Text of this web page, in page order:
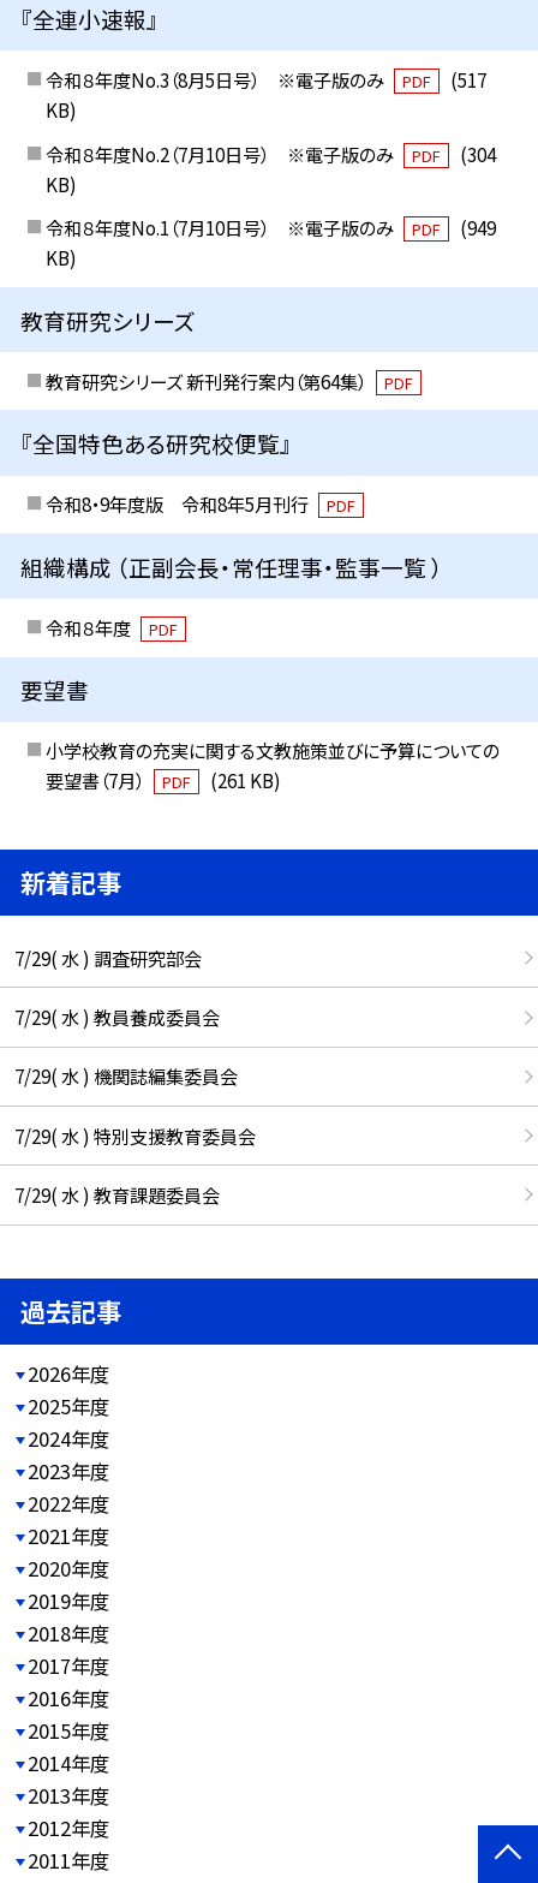
『全連小速報』
令和８年度No.3（8月5日号） ※電子版のみ PDF
(517
KB)
令和８年度No.2（7月10日号） ※電子版のみ
PDF
(304
KB)
令和８年度No.1（7月10日号） ※電子版のみ
PDF
(949
KB)
教育研究シリーズ
教育研究シリーズ 新刊発行案内（第64集） PDF
『全国特色ある研究校便覧』
令和8・9年度版 令和8年5月刊行 PDF
組織構成 （正副会長・常任理事・監事一覧 ）
令和８年度 PDF
要望書
小学校教育の充実に関する文教施策並びに予算についての
要望書（7月）
PDF (261 KB)
新着記事
7/29( 水 ) 調査研究部会
7/29( 水 ) 教員養成委員会
7/29( 水 ) 機関誌編集委員会
7/29( 水 ) 特別支援教育委員会
7/29( 水 ) 教育課題委員会
過去記事
2026年度
2025年度
2024年度
2023年度
2022年度
2021年度
2020年度
2019年度
2018年度
2017年度
2016年度
2015年度
2014年度
2013年度
2012年度
2011年度